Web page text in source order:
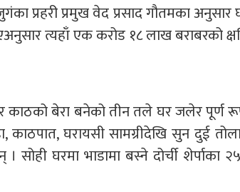
प्रहरी प्रमुख वेद प्रसाद गौतमका
त्यहाँ एक करोड १८ लाख बराबरको
र काठको बेरा बनेको तीन तले घर जलेर पूर्ण
काठपात, घरायसी सामग्रीदेखि सुन दुई
सोही घरमा भाडामा बस्ने दोर्ची